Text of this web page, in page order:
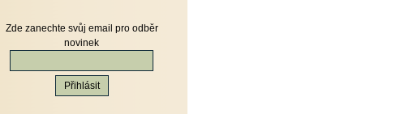
Zde zanechte svůj email pro odběr
novinek